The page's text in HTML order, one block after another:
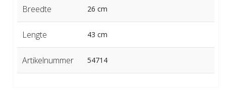
Breedte 26 cm
Lengte 43 cm
Artikelnummer 54714